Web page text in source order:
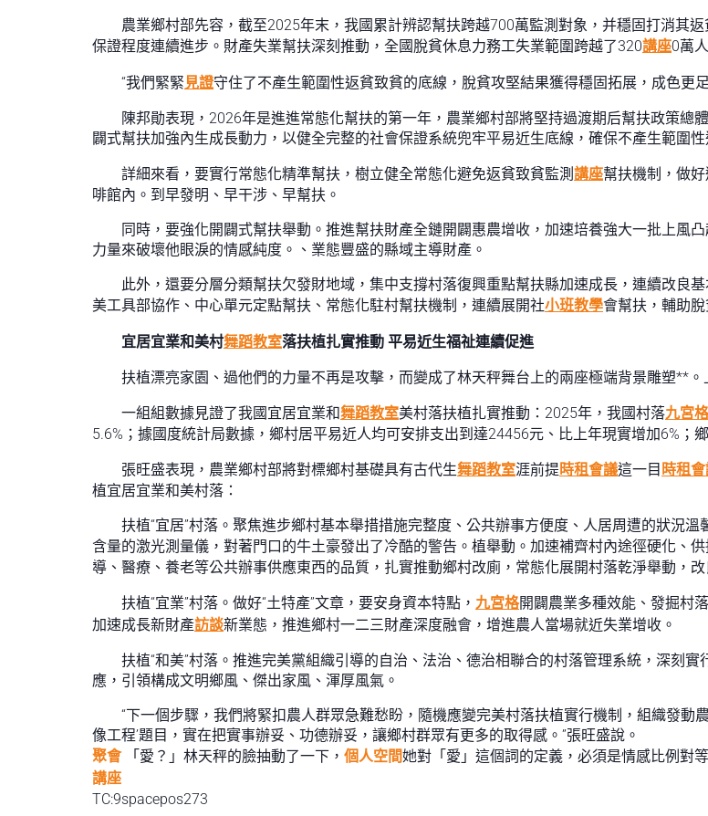
農業鄉村部先容，截至2025年末，我國累計辨認幫扶跨越700萬監測對象，并穩固打消其
保證程度連續進步。財產失業幫扶深刻推動，全國脫貧休息力務工失業範圍跨越了320講座0萬
“我們緊緊 見證守住了不產生範圍性返貧致貧的底線，脫貧攻堅結果獲得穩固拓展，成色更
陳邦勛表現，2026年是進進常態化幫扶的第一年，農業鄉村部將堅持過渡期后幫扶政策總
闢式幫扶加強內生成長動力，以健全完整的社會保證系統兜牢平易近生底線，確保不產生範圍性
詳細來看，要實行常態化精準幫扶，樹立健全常態化避免返貧致貧監測 講座幫扶機制，做
啡館內。到早發明、早干涉、早幫扶。
同時，要強化開闢式幫扶舉動。推進幫扶財產全鏈開闢惠農增收，加速培養強大一批上風
力量來破壞他眼淚的情感純度。、業態豐盛的縣域主導財產。
此外，還要分層分類幫扶欠發財地域，集中支撐村落復興重點幫扶縣加速成長，連續改良
美工具部協作、中心單元定點幫扶、常態化駐村幫扶機制，連續展開社小班教學會幫扶，輔助
宜居宜業和美村舞蹈教室落扶植扎實推動 平易近生福祉連續促進
扶植漂亮家園、過他們的力量不再是攻擊，而變成了林天秤舞台上的兩座極端背景雕塑**
一組組數據見證了我國宜居宜業和舞蹈教室美村落扶植扎實推動：2025年，我國村落九宮格
5.6%；據國度統計局數據，鄉村居平易近人均可安排支出到達24456元、比上年現實增加6%；
張旺盛表現，農業鄉村部將對標鄉村基礎具有古代生舞蹈教室涯前提 時租會議這一目 時租
植宜居宜業和美村落：
扶植“宜居”村落。聚焦進步鄉村基本舉措措施完整度、公共辦事方便度、人居周遭的狀況
含量的激光測量儀，對著門口的牛土豪發出了冷酷的警告。植舉動。加速補齊村內途徑硬化、
導、醫療、養老等公共辦事供應東西的品質，扎實推動鄉村改廁，常態化展開村落乾淨舉動，改
扶植“宜業”村落。做好“土特產”文章，要安身資本特點， 九宮格開闢農業多種效能、發掘村
加速成長新財產訪談新業態，推進鄉村一二三財產深度融會，增進農人當場就近失業增收。
扶植“和美”村落。推進完美黨組織引導的自治、法治、德治相聯合的村落管理系統，深刻
應，引領構成文明鄉風、傑出家風、渾厚風氣。
“下一個步驟，我們將緊扣農人群眾急難愁盼，隨機應變完美村落扶植實行機制，組織發動
像工程’題目，實在把實事辦妥、功德辦妥，讓鄉村群眾有更多的取得感。”張旺盛說。
聚會「愛？」林天秤的臉抽動了一下， 個人空間她對「愛」這個詞的定義，必須是情感比例對等
講座
TC:9spacepos273